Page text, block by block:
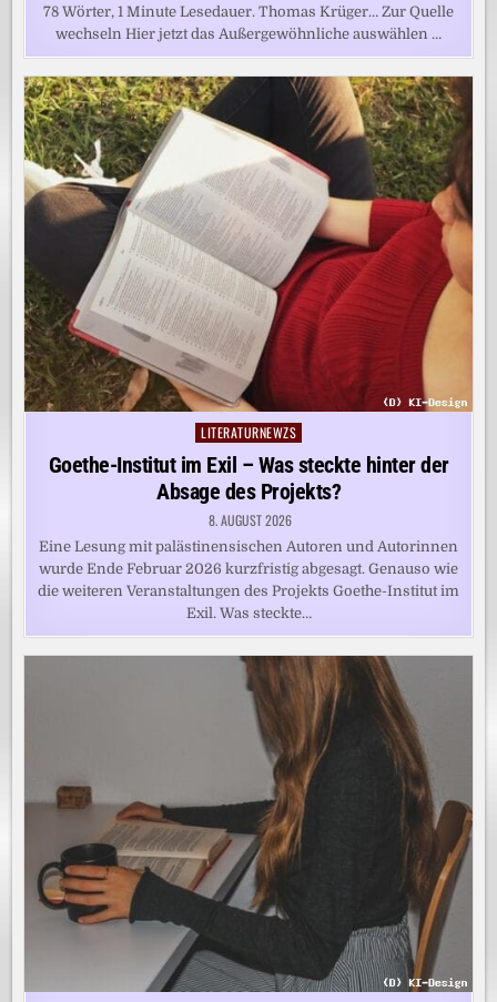
78 Wörter, 1 Minute Lesedauer. Thomas Krüger… Zur Quelle
wechseln Hier jetzt das Außergewöhnliche auswählen …
Posted
in
LITERATURNEWZS
Goethe-Institut im Exil – Was steckte hinter der
Absage des Projekts?
8. AUGUST 2026
Eine Lesung mit palästinensischen Autoren und Autorinnen
wurde Ende Februar 2026 kurzfristig abgesagt. Genauso wie
die weiteren Veranstaltungen des Projekts Goethe-Institut im
Exil. Was steckte…